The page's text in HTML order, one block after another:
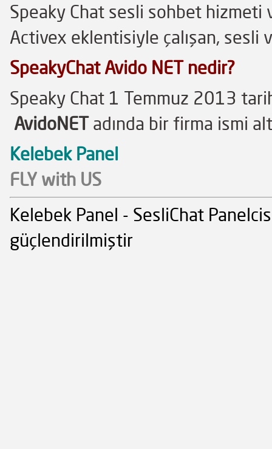
Speaky Chat sesli sohbet hizmeti
Activex eklentisiyle çalışan, sesli
SpeakyChat Avido NET nedir?
Speaky Chat 1 Temmuz 2013
AvidoNETadında bir firma ismi
Kelebek Panel
FLY with US
Kelebek Panel - SesliChat
güçlendirilmiştir